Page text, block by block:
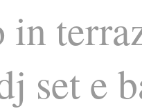
set e